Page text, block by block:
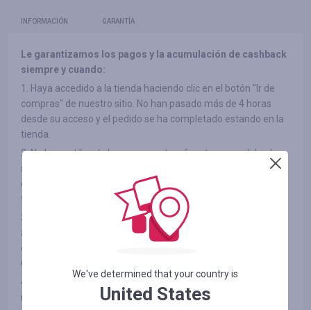
INFORMACIÓN GARANTÍA
Le garantizamos los pagos y la acumulación de cashback
siempre y cuando:
1. Haya accedido a la tienda haciendo clic en el botón "Ir de
compras" de nuestro sitio. No han pasado más de 4 horas
desde su acceso y el pedido se ha completado estando en la
tienda.
2. No haya utilizado banners en otras fuentes, accedido al
sitio a través de listas de correo de terceros ni ha utilizado
códigos promocionales de terceros a la hora de acceder a la
tienda.
3. El elemento que ha elegido participe en el cashback (en
algunas tiendas, los productos pueden estar divididos por
categorías, consulte la pestaña "INFORMACIÓN/TÉRMINOS Y
CONDICIONES")
4. No haya rechazado el producto adquirido por ningún
motivo después del pago.
We've determined that your country is
United States